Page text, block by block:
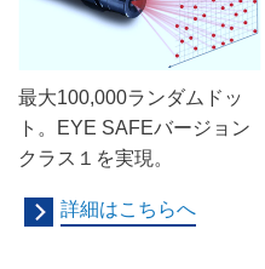
最大100,000ランダムドッ
ト。EYE SAFEバージョン
クラス１を実現。
詳細はこちらへ